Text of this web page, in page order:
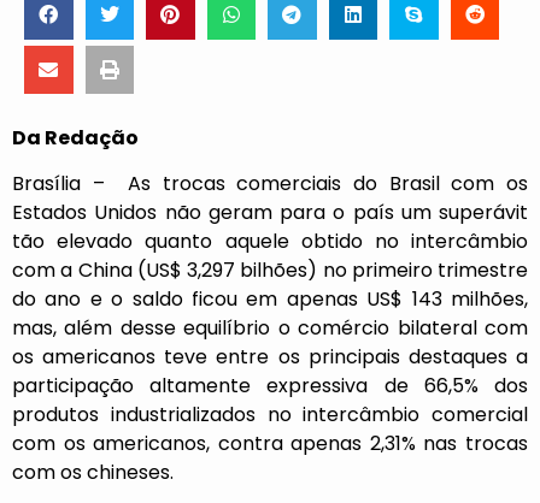
Da Redação
Brasília – As trocas comerciais do Brasil com os
Estados Unidos não geram para o país um superávit
tão elevado quanto aquele obtido no intercâmbio
com a China (US$ 3,297 bilhões) no primeiro trimestre
do ano e o saldo ficou em apenas US$ 143 milhões,
mas, além desse equilíbrio o comércio bilateral com
os americanos teve entre os principais destaques a
participação altamente expressiva de 66,5% dos
produtos industrializados no intercâmbio comercial
com os americanos, contra apenas 2,31% nas trocas
com os chineses.